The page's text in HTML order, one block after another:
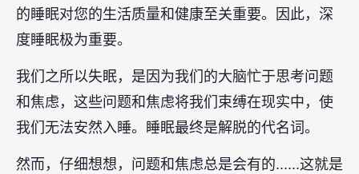
的睡眠对您的生活质量和健康至关重要。因此，深
度睡眠极为重要。
我们之所以失眠，是因为我们的大脑忙于思考问题
和焦虑，这些问题和焦虑将我们束缚在现实中，使
我们无法安然入睡。睡眠最终是解脱的代名词。
然而，仔细想想，问题和焦虑总是会有的......这就是